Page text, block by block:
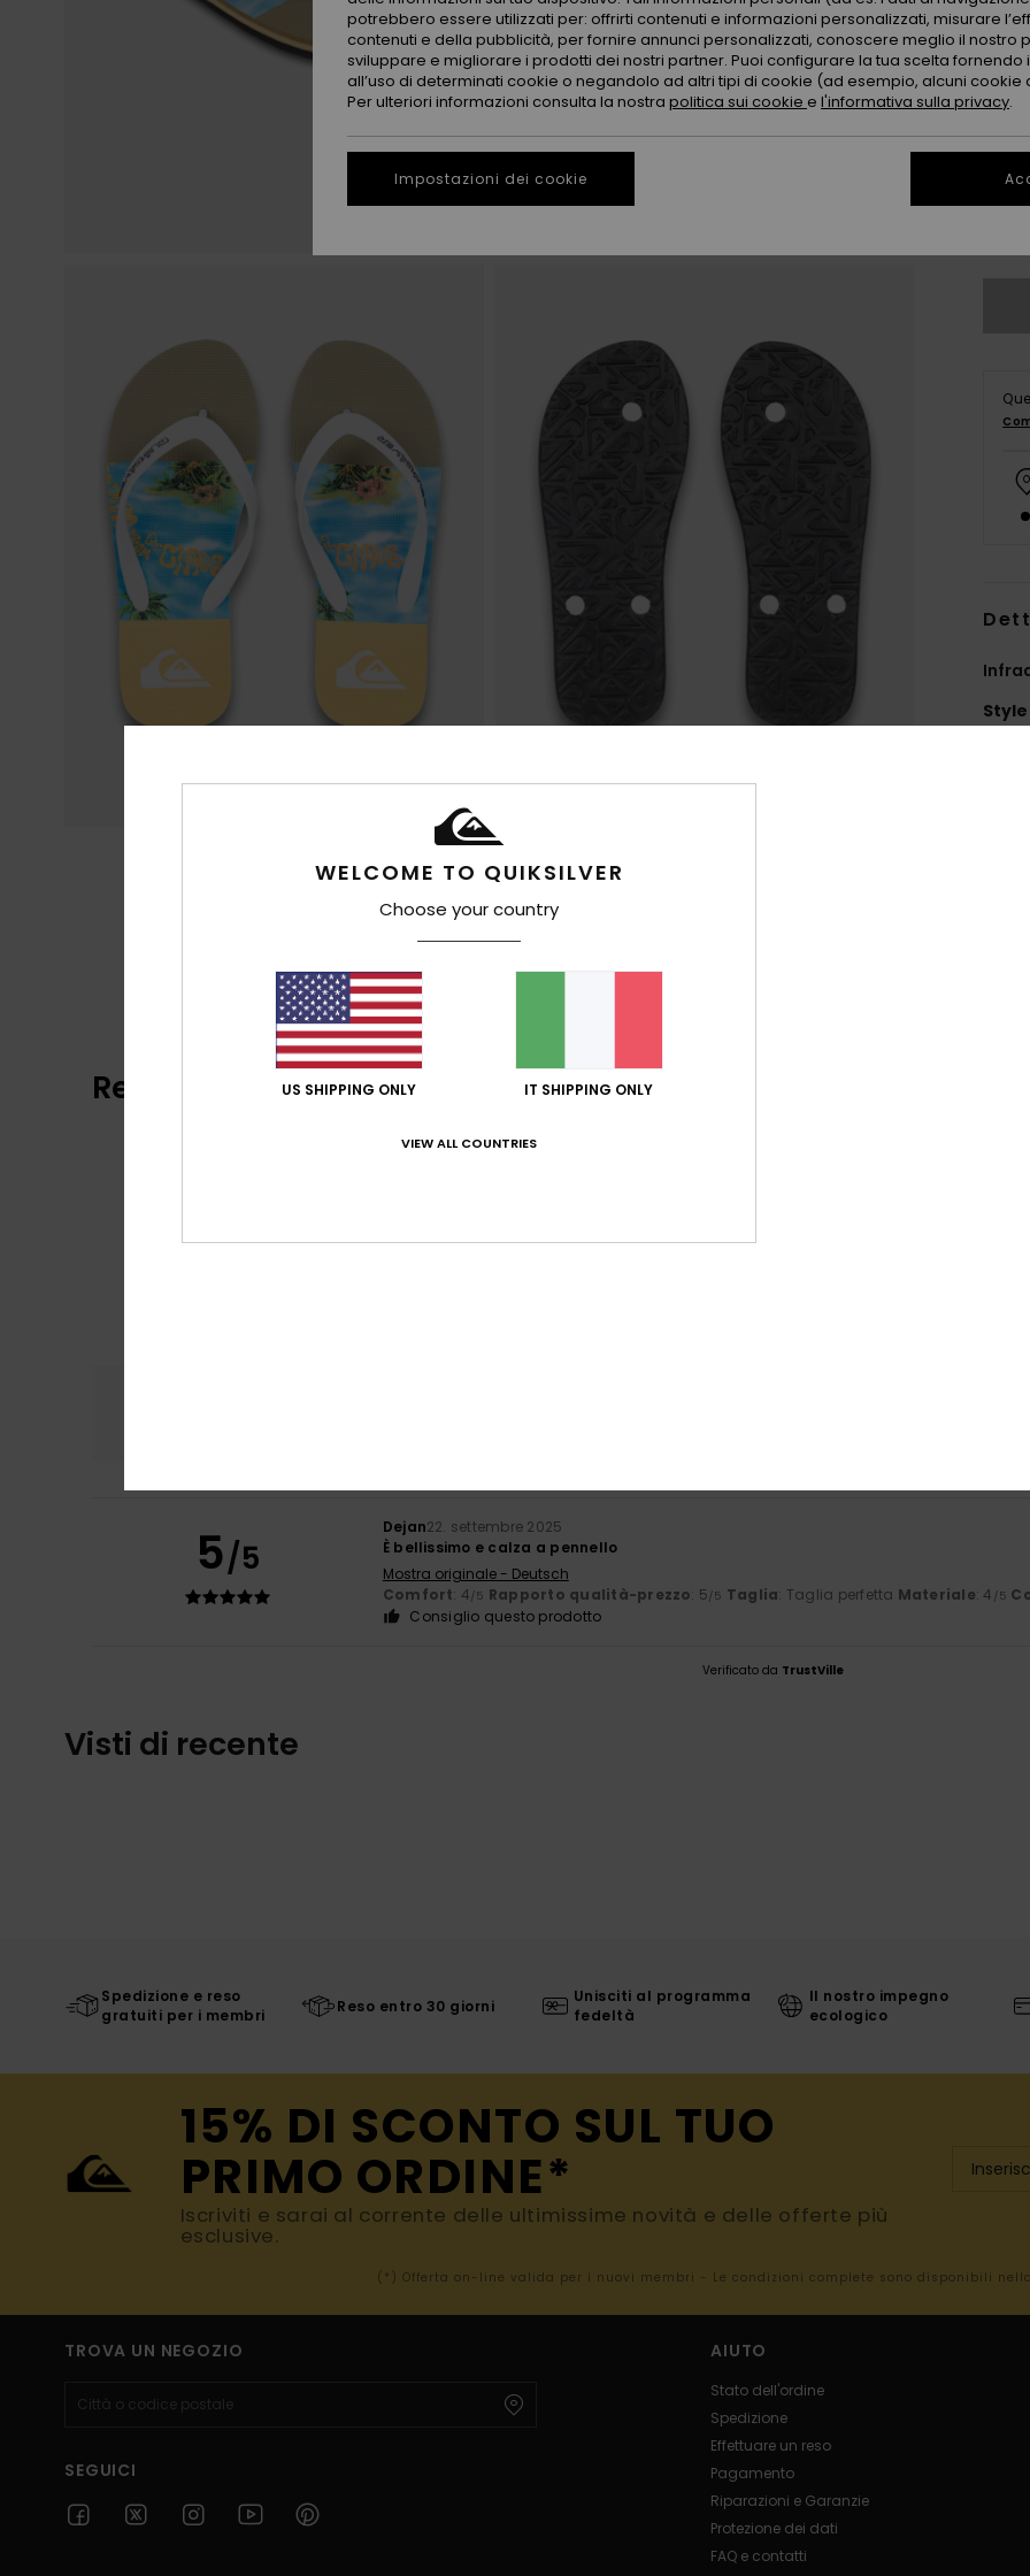
45
Style
Recensioni dei clienti
5.0
5/5
Dejan22. settembre 2025
È bellissimo e calza a pennello
Mostra originale - Deutsch
Comfort: 4/5 Rapporto qualità-prezzo: 5/5 Taglia: Taglia perfetta Materiale: 4 /5
Consiglio questo prodotto
Verificato da TrustVille
Visti di recente
Spedizione e reso
gratuiti per i membri
Reso entro 30 giorni
Unisciti al programma
fedeltà
Il nostro impegno
ecologico
15% DI SCONTO SUL TUO
PRIMO ORDINE*
Iscriviti e sarai al corrente delle ultimissime novità e delle offerte più
esclusive.
(*) Offerta on-line valida per i nuovi membri - Le condizioni complete sono disponibili
TROVA UN NEGOZIO
SEGUICI
AIUTO
Stato dell'ordine
Spedizione
Effettuare un reso
Pagamento
Riparazioni e Garanzie
Protezione dei dati
FAQ e contatti
WELCOME TO QUIKSILVER
Choose your country
US SHIPPING ONLY IT SHIPPING ONLY
VIEW ALL COUNTRIES
potrebbero essere utilizzati per: offrirti contenuti e informazioni personalizzati, misurare
contenuti e della pubblicità, per fornire annunci personalizzati, conoscere meglio il nostro
sviluppare e migliorare i prodotti dei nostri partner. Puoi configurare la tua scelta fornendo
all’uso di determinati cookie o negandolo ad altri tipi di cookie (ad esempio, alcuni cookie
Per ulteriori informazioni consulta la nostra politica sui cookie e l'informativa sulla privacy.
Impostazioni dei cookie